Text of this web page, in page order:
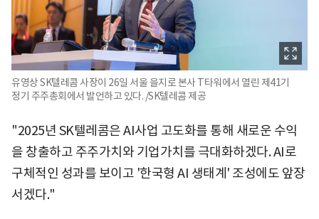
유영상 SK텔레콤 사장이 26일 서울 을지로 본사 T타워에서 열린 제41기
정기 주주총회에서 발언하고 있다. /SK텔레콤 제공
"2025년 SK텔레콤은 AI사업 고도화를 통해 새로운 수익
을 창출하고 주주가치와 기업가치를 극대화하겠다. AI로
구체적인 성과를 보이고 '한국형 AI 생태계' 조성에도 앞장
서겠다."